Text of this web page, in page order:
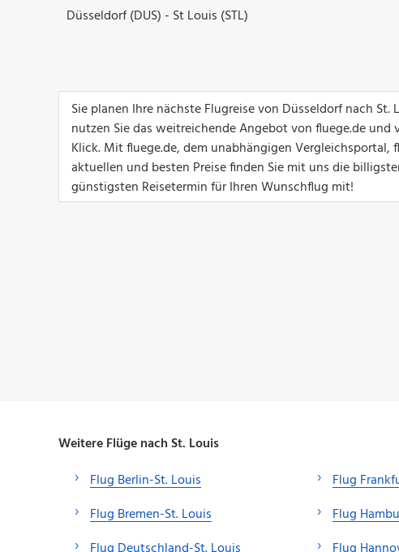
Düsseldorf (DUS) - St Louis (STL)
Sie planen Ihre nächste Flugreise von Düsseldorf nach
nutzen Sie das weitreichende Angebot von fluege.de
Klick. Mit fluege.de, dem unabhängigen Vergleichsportal,
aktuellen und besten Preise finden Sie mit uns die
günstigsten Reisetermin für Ihren Wunschflug mit!
Weitere Flüge nach St. Louis
Flug Berlin-St. Louis
Flug Bremen-St. Louis
Flug
Flug